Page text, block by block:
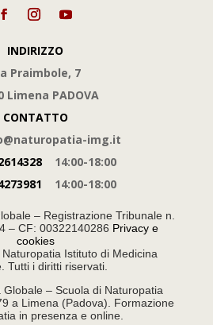
INDIRIZZO
Praimbole, 7
Limena PADOVA
CONTATTO
img.it
14:00-18:00
14:00-18:00
– Registrazione Tribunale n.
– CF: 00322140286 Privacy e
cookies
Istituto di Medicina
Tutti i diritti riservati.
– Scuola di Naturopatia
a Limena (Padova). Formazione
in presenza e online.